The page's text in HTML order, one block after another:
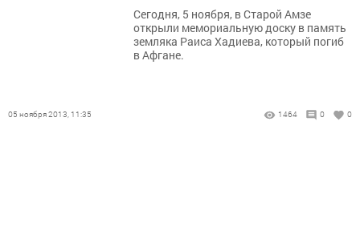
Сегодня, 5 ноября, в Старой Амзе
открыли мемориальную доску в память
земляка Раиса Хадиева, который погиб
в Афгане.
05 ноября 2013, 11:35 1464 0 0